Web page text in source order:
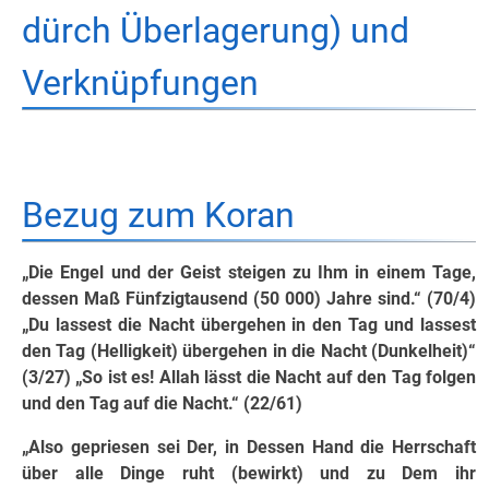
dürch Überlagerung) und
Verknüpfungen
Bezug zum Koran
„Die Engel und der Geist steigen zu Ihm in einem Tage,
dessen Maß Fünfzigtausend (50 000) Jahre sind.“ (70/4)
„Du lassest die Nacht übergehen in den Tag und lassest
den Tag (Helligkeit) übergehen in die Nacht (Dunkelheit)“
(3/27) „So ist es! Allah lässt die Nacht auf den Tag folgen
und den Tag auf die Nacht.“ (22/61)
„Also gepriesen sei Der, in Dessen Hand die Herrschaft
über alle Dinge ruht (bewirkt) und zu Dem ihr